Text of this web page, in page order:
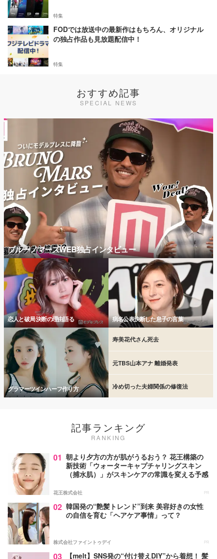
特集
FODでは放送中の最新作はもちろん、オリジナル
の独占作品も見放題配信中！
特集
おすすめ記事
SPECIAL NEWS
ブルーノマーズWEB独占インタビュー
恋人と破局 決断の理由語る 病名公表決断した息子の言葉
グラマーツインハーフ作り方
寿美花代さん死去
元TBS山本アナ 離婚発表
冷め切った夫婦関係の修復法
記事ランキング
RANKING
01 朝より夕方の方が肌がうるおう？ 花王構築の
新技術「ウォーターキャプチャリングスキン
（捕水肌）」がスキンケアの常識を変える予感
花王株式会社 PR
02 韓国発の“艶髪トレンド”到来 美容好きの女性
の自信を育む「ヘアケア事情」って？
株式会社ファイントゥデイ PR
03
【melt】SNS発の“付け替えDIY”から着想！ 髪